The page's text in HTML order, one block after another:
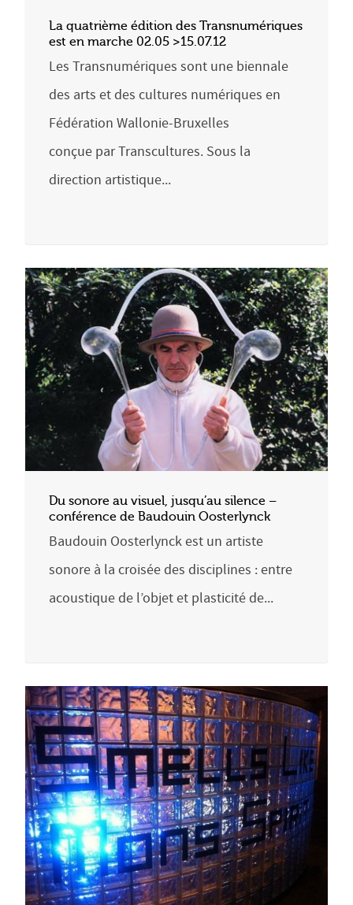
La quatrième édition des Transnumériques
est en marche 02.05 >15.07.12
Les Transnumériques sont une biennale
des arts et des cultures numériques en
Fédération Wallonie-Bruxelles
conçue par Transcultures. Sous la
direction artistique...
Du sonore au visuel, jusqu’au silence –
conférence de Baudouin Oosterlynck
Baudouin Oosterlynck est un artiste
sonore à la croisée des disciplines : entre
acoustique de l’objet et plasticité de...